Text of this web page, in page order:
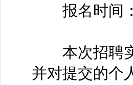
报名时间：
本次招聘实
并对提交的个